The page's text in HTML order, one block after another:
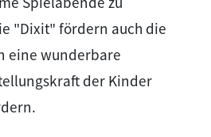
"Dixit" fördern auch die
eine wunderbare
der Kinder